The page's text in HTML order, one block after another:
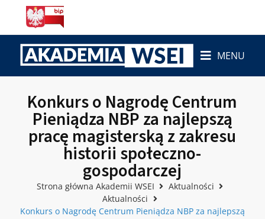
MENU
Konkurs o Nagrodę Centrum
Pieniądza NBP za najlepszą
pracę magisterską z zakresu
historii społeczno-
gospodarczej
Strona główna Akademii WSEI
Aktualności
Aktualności
Konkurs o Nagrodę Centrum Pieniądza NBP za najlepszą